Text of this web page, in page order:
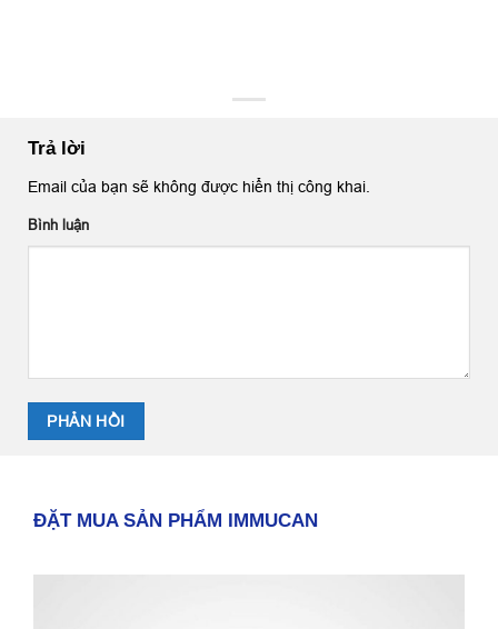
Trả lời
Email của bạn sẽ không được hiển thị công khai.
Bình luận
ĐẶT MUA SẢN PHẨM IMMUCAN